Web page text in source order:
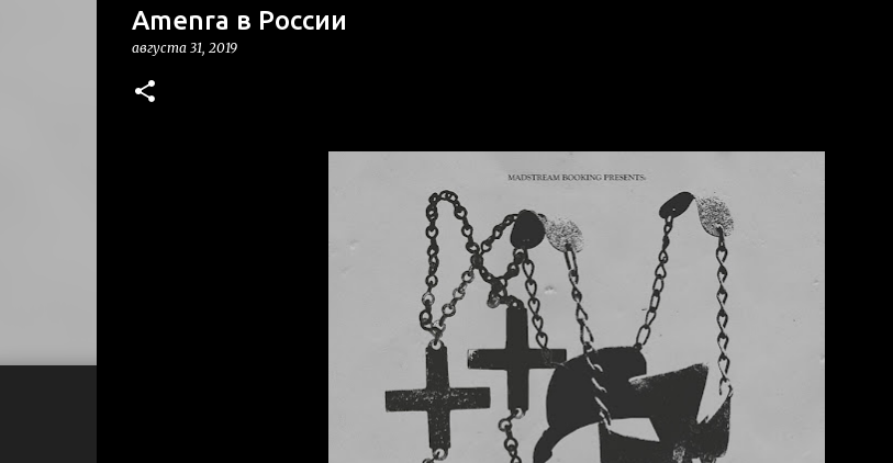
Amenra в России
августа 31, 2019